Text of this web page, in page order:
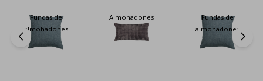
Fundas de
almohadones
Almohadones
Fundas de
almohadones